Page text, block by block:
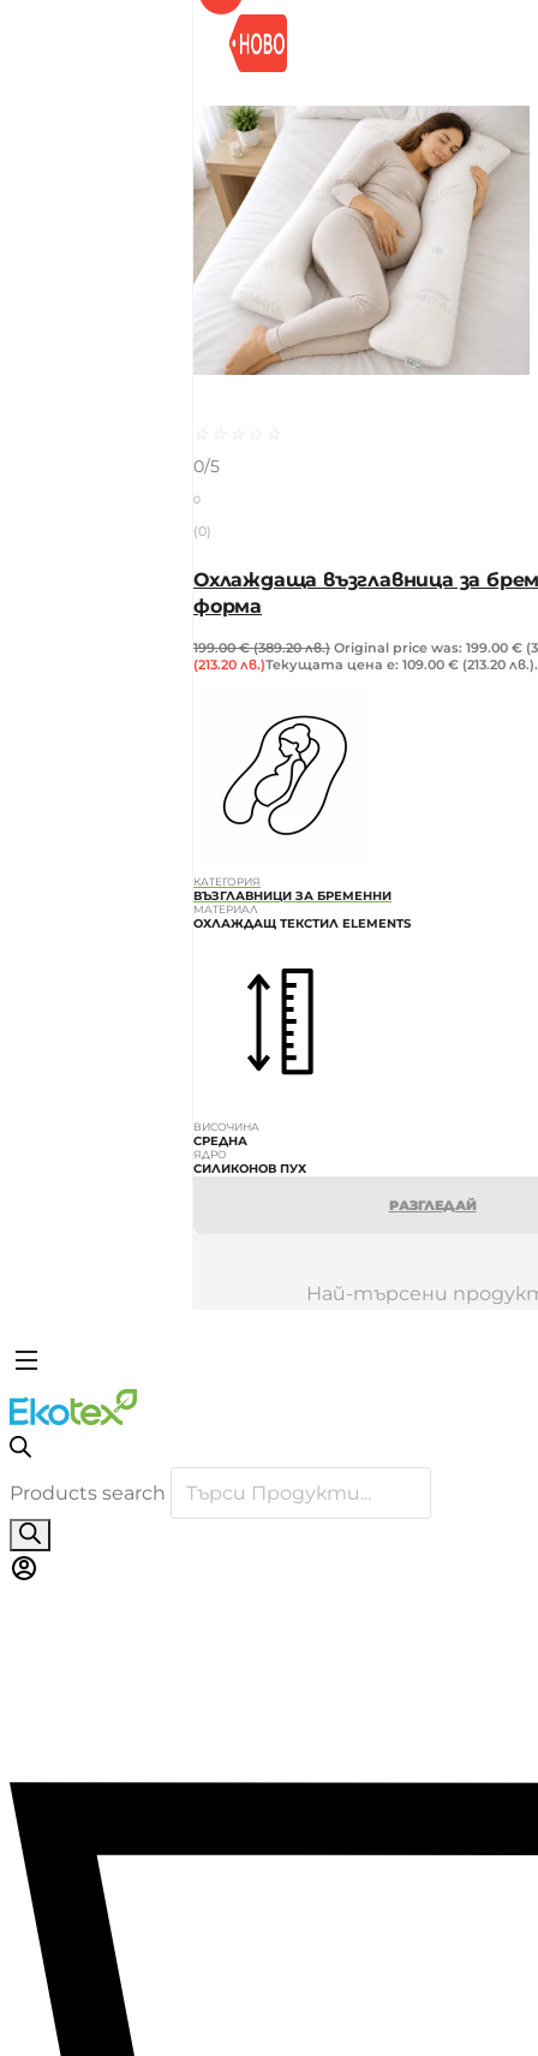
☆ ☆ ☆ ☆
☆
0/5
0
(0)
Охлаждаща възглавница за
форма
199.00€ (389.20 лв.) Original price was: 199.00 €
(213.20 лв.)Текущата цена е: 109.00 € (213.20 лв.).
КАТЕГОРИЯ
ВЪЗГЛАВНИЦИ ЗА БРЕМЕННИ
МАТЕРИАЛ
ОХЛАЖДАЩ ТЕКСТИЛ ELEMENTS
ВИСОЧИНА
СРЕДНА
ЯДРО
СИЛИКОНОВ ПУХ
РАЗГЛЕДАЙ
Най-търсени
Products search